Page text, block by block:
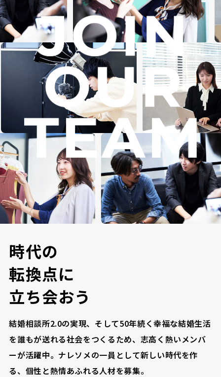
時代の
転換点に
立ち会おう
結婚相談所2.0の実現、そして50年続く幸福な結婚生活
を誰もが送れる社会をつくるため、志高く熱いメンバ
ーが活躍中。ナレソメの一員として新しい時代を作
る、個性と熱情あふれる人材を募集。